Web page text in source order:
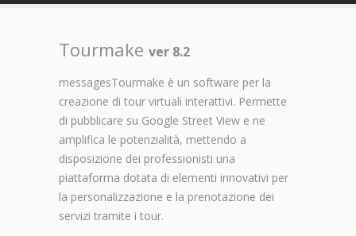
Tourmake ver 8.2
messagesTourmake è un software per la
creazione di tour virtuali interattivi. Permette
di pubblicare su Google Street View e ne
amplifica le potenzialità, mettendo a
disposizione dei professionisti una
piattaforma dotata di elementi innovativi per
la personalizzazione e la prenotazione dei
servizi tramite i tour.